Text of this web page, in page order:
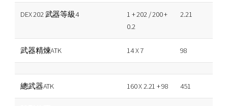
DEX 202 武器等級4
1 + 202 / 200 +
0.2
2.21
武器精煉ATK 14 X 7 98
總武器ATK 160 X 2.21 + 98 451